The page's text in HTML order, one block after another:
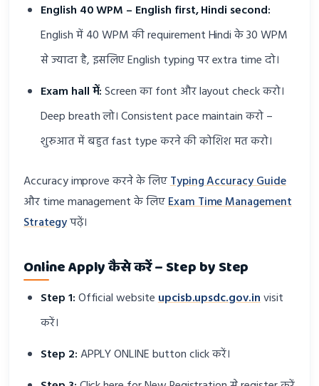
English 40 WPM – English first, Hindi second:
English में 40 WPM की requirement Hindi के 30 WPM
से ज्यादा है, इसलिए English typing पर extra time दो।
Exam hall में:Screen का font और layout check करो।
Deep breath लो। Consistent pace maintain करो –
शुरुआत में बहुत fast type करने की कोशिश मत करो।
Accuracy improve करने के लिएTyping Accuracy Guide
और time management के लिएExam Time Management
Strategyपढ़ें।
Online Apply कैसे करें – Step by Step
Step 1:Official websiteupcisb.upsdc.gov.invisit
करें।
Step 2:APPLY ONLINE button click करें।